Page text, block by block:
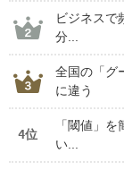
ビジネスで
分...
全国の「グ
に違う
4位
「閾値」
い...